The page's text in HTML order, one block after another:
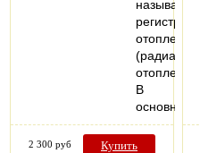
называется
регистром
отопления
(радиатор
отопления).
В
основном…
2 300 руб Купить